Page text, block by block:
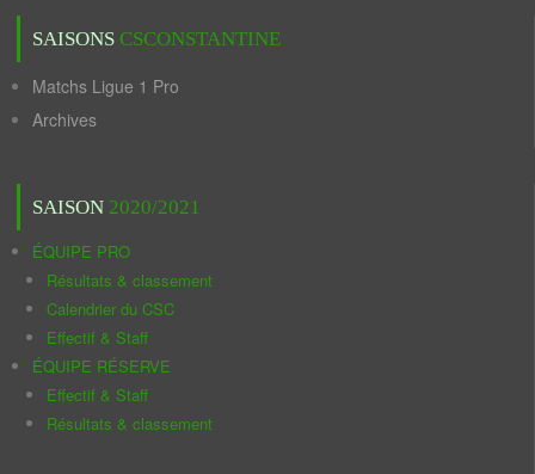
SAISONS CSCONSTANTINE
Matchs Ligue 1 Pro
Archives
SAISON 2020/2021
ÉQUIPE PRO
Résultats & classement
Calendrier du CSC
Effectif & Staff
ÉQUIPE RÉSERVE
Effectif & Staff
Résultats & classement